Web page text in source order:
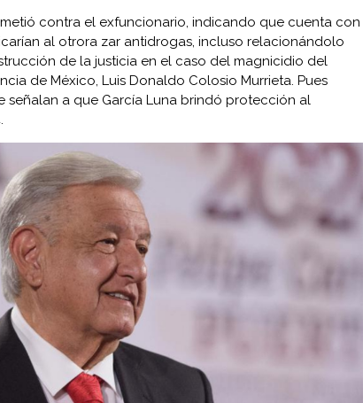
contra el exfuncionario, indicando que cuenta con
al otrora zar antidrogas, incluso relacionándolo
de la justicia en el caso del magnicidio del
de México, Luis Donaldo Colosio Murrieta. Pues
señalan a que García Luna brindó protección al